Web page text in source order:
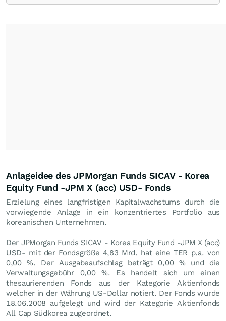
Anlageidee des JPMorgan Funds SICAV - Korea
Equity Fund -JPM X (acc) USD- Fonds
Erzielung eines langfristigen Kapitalwachstums durch die
vorwiegende Anlage in ein konzentriertes Portfolio aus
koreanischen Unternehmen.
Der JPMorgan Funds SICAV - Korea Equity Fund -JPM X (acc)
USD- mit der Fondsgröße 4,83 Mrd. hat eine TER p.a. von
0,00 %. Der Ausgabeaufschlag beträgt 0,00 % und die
Verwaltungsgebühr 0,00 %. Es handelt sich um einen
thesaurierenden Fonds aus der Kategorie Aktienfonds
welcher in der Währung US-Dollar notiert. Der Fonds wurde
18.06.2008 aufgelegt und wird der Kategorie Aktienfonds
All Cap Südkorea zugeordnet.